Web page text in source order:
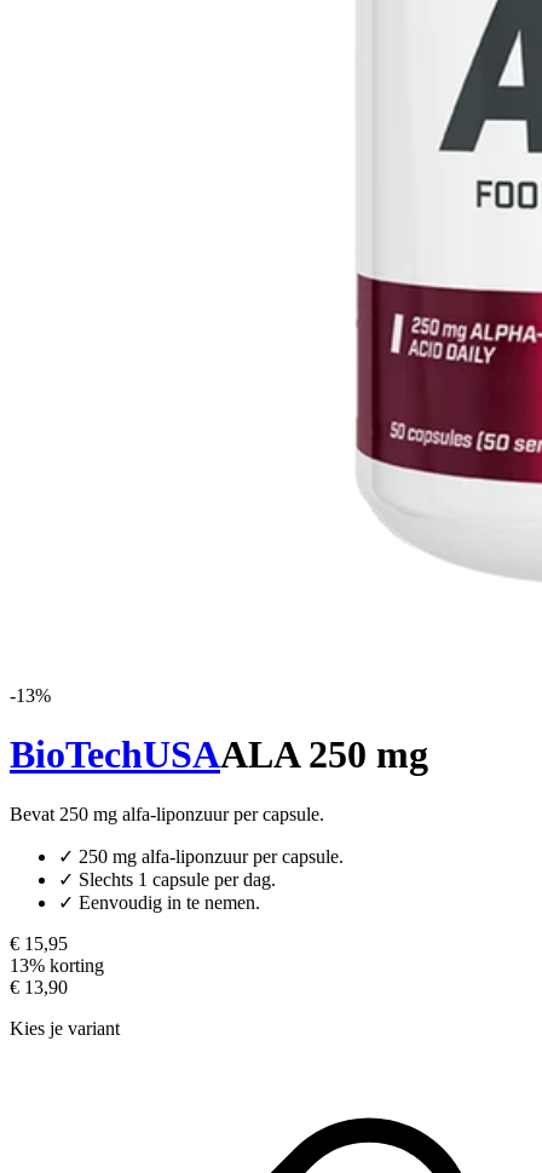
-13%
BioTechUSAALA 250 mg
Bevat 250 mg alfa-liponzuur per capsule.
✓ 250 mg alfa-liponzuur per capsule.
✓ Slechts 1 capsule per dag.
✓ Eenvoudig in te nemen.
€ 15,95
13% korting
€ 13,90
Kies je variant